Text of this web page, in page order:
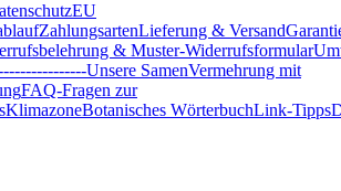
EU
ZahlungsartenLieferung & Versand
& Muster-Widerrufsformular
Unsere SamenVermehrung mit
FAQ-Fragen zur
KlimazoneBotanisches WörterbuchLink-Tipps